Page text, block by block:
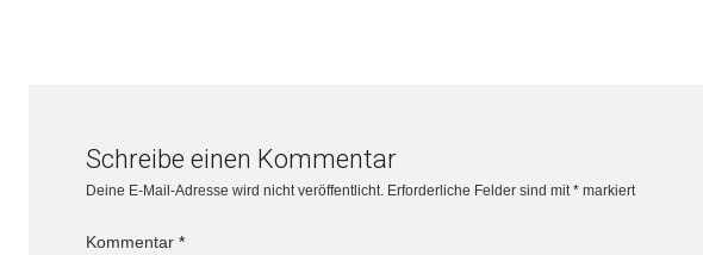
Schreibe einen Kommentar
Deine E-Mail-Adresse wird nicht veröffentlicht. Erforderliche Felder sind mit* markiert
Kommentar *